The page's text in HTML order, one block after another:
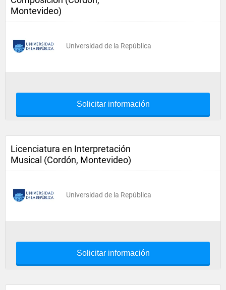
Montevideo)
Universidad de la República
Solicitar información
Licenciatura en Interpretación
Musical (Cordón, Montevideo)
Universidad de la República
Solicitar información